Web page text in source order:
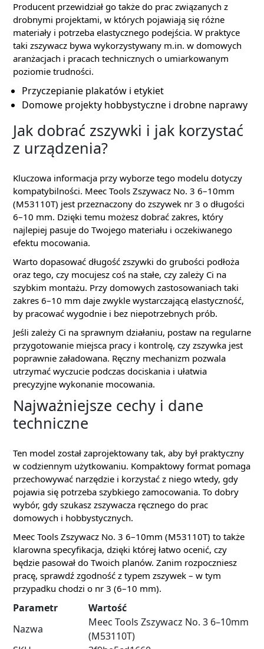
Producent przewidział go także do prac związanych z
drobnymi projektami, w których pojawiają się różne
materiały i potrzeba elastycznego podejścia. W praktyce
taki zszywacz bywa wykorzystywany m.in. w domowych
aranżacjach i pracach technicznych o umiarkowanym
poziomie trudności.
Przyczepianie plakatów i etykiet
Domowe projekty hobbystyczne i drobne naprawy
Jak dobrać zszywki i jak korzystać
z urządzenia?
Kluczowa informacja przy wyborze tego modelu dotyczy
kompatybilności. Meec Tools Zszywacz No. 3 6–10mm
(M53110T) jest przeznaczony do zszywek nr 3 o długości
6–10 mm. Dzięki temu możesz dobrać zakres, który
najlepiej pasuje do Twojego materiału i oczekiwanego
efektu mocowania.
Warto dopasować długość zszywki do grubości podłoża
oraz tego, czy mocujesz coś na stałe, czy zależy Ci na
szybkim montażu. Przy domowych zastosowaniach taki
zakres 6–10 mm daje zwykle wystarczającą elastyczność,
by pracować wygodnie i bez niepotrzebnych prób.
Jeśli zależy Ci na sprawnym działaniu, postaw na regularne
przygotowanie miejsca pracy i kontrolę, czy zszywka jest
poprawnie załadowana. Ręczny mechanizm pozwala
utrzymać wyczucie podczas dociskania i ułatwia
precyzyjne wykonanie mocowania.
Najważniejsze cechy i dane
techniczne
Ten model został zaprojektowany tak, aby był praktyczny
w codziennym użytkowaniu. Kompaktowy format pomaga
przechowywać narzędzie i korzystać z niego wtedy, gdy
pojawia się potrzeba szybkiego zamocowania. To dobry
wybór, gdy szukasz zszywacza ręcznego do prac
domowych i hobbystycznych.
Meec Tools Zszywacz No. 3 6–10mm (M53110T) to także
klarowna specyfikacja, dzięki której łatwo ocenić, czy
będzie pasował do Twoich planów. Zanim rozpoczniesz
pracę, sprawdź zgodność z typem zszywek – w tym
przypadku chodzi o nr 3 (6–10 mm).
Parametr
Wartość
Nazwa
Meec Tools Zszywacz No. 3 6–10mm
(M53110T)